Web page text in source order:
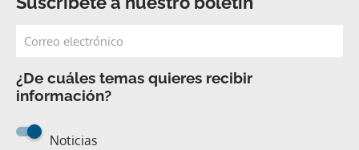
¿De cuáles temas quieres recibir
información?
Noticias